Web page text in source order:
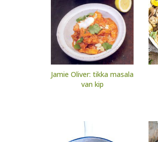
Jamie Oliver: tikka masala
van kip